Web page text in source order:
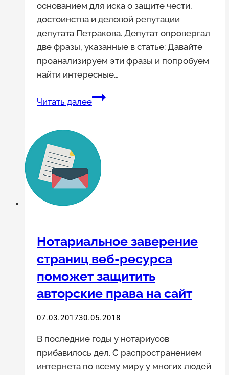
основанием для иска о защите чести,
достоинства и деловой репутации
депутата Петракова. Депутат опровергал
две фразы, указанные в статье: Давайте
проанализируем эти фразы и попробуем
найти интересные…
Читать далееПример
чести
достоинства
публичного
Нотариальное заверение
страниц веб-ресурса
поможет защитить
авторские права на сайт
07.03.201730.05.2018
В последние годы у нотариусов
прибавилось дел. С распространением
интернета по всему миру у многих людей